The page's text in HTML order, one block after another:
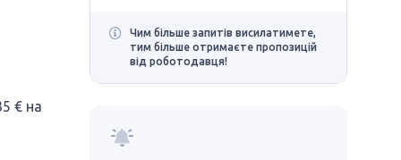
€ на
Чим більше запитів висилатимете,
тим більше отримаєте пропозицій
від роботодавця!